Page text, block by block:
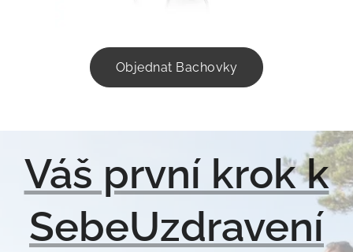
Objednat Bachovky
Váš první krok k
SebeUzdravení